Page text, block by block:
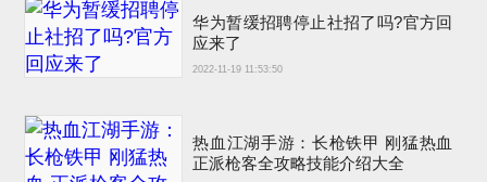
华为暂缓招聘停止社招了吗?官方回
应来了
2022-11-19 11:53:50
热血江湖手游：长枪铁甲 刚猛热血
正派枪客全攻略技能介绍大全